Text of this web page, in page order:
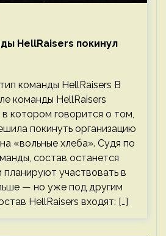
HellRaisers покинул
команды HellRaisers В
команды HellRaisers
в котором говорится о том,
покинуть организацию
«вольные хлеба». Судя по
состав останется
участвовать в
— но уже под другим
HellRaisers входят: […]